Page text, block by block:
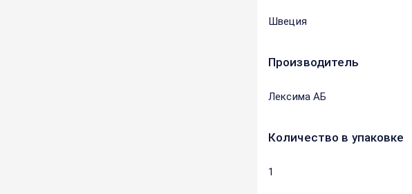
Швеция
Производитель
Лексима АБ
Количество в упаковке
1